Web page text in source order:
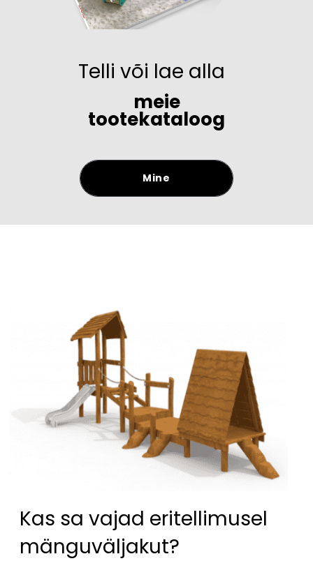
Telli või lae alla
meie
tootekataloog
Mine
Kas sa vajad eritellimusel
mänguväljakut?